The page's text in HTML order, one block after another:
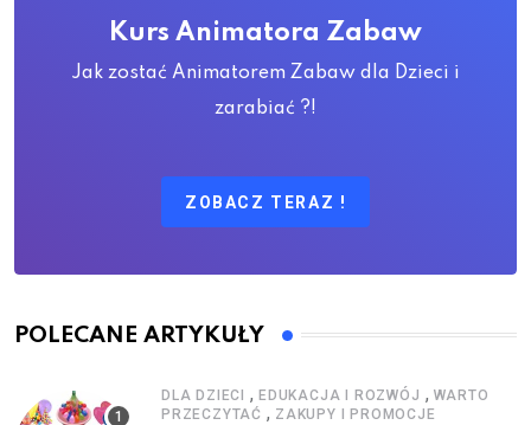
Kurs Animatora Zabaw
Jak zostać Animatorem Zabaw dla Dzieci i
zarabiać ?!
ZOBACZ TERAZ !
POLECANE ARTYKUŁY
DLA DZIECI , EDUKACJA I ROZWÓJ , WARTO
PRZECZYTAĆ , ZAKUPY I PROMOCJE